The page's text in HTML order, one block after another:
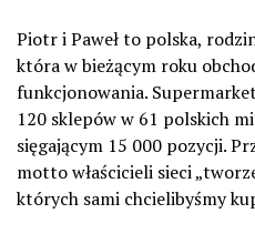
Piotr i Paweł to polska,
która w bieżącym roku
funkcjonowania.
120 sklepów w 61 polskich
sięgającym 15 000 pozycji.
motto właścicieli sieci
których sami chcielibyśmy